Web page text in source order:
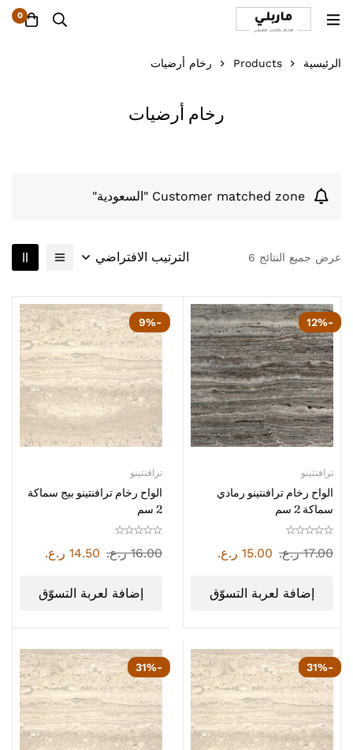
0
الرئيسية Products رخام أرضيات
رخام أرضيات
Customer matched zone "السعودية"
عرض جميع النتائج 6 الترتيب الافتراضي
-9%
ترافنتينو
الواح رخام ترافنتينو بيج سماكة
2 سم
16.00 ر.ع. 14.50 ر.ع.
إضافة لعربة التسوّق
-12%
ترافنتينو
الواح رخام ترافنتينو رمادي
سماكة 2 سم
17.00 ر.ع. 15.00 ر.ع.
إضافة لعربة التسوّق
-31% -31%